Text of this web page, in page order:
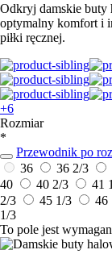
Odkryj damskie buty
optymalny komfort i
piłki ręcznej.
+6
Rozmiar
*
Przewodnik po
36
36 2/3
40
40 2/3 41
2/3
45 1/3 46
1/3
To pole jest